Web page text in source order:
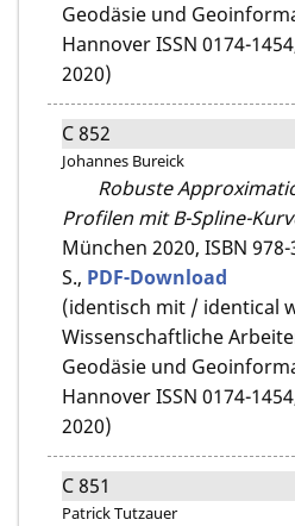
Geodäsie und
Hannover ISSN 0174-
2020)
C 852
Johannes Bureick
Robuste
Profilen mit B-Spline-
München 2020, ISBN
S., PDF-Download
(identisch mit / identical
Wissenschaftliche
Geodäsie und
Hannover ISSN 0174-
2020)
C 851
Patrick Tutzauer